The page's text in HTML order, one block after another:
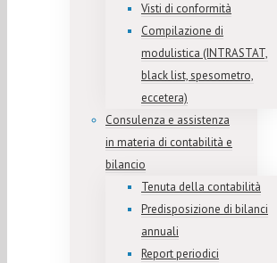
Visti di conformità
Compilazione di
modulistica (INTRASTAT,
black list, spesometro,
eccetera)
Consulenza e assistenza
in materia di contabilità e
bilancio
Tenuta della contabilità
Predisposizione di bilanci
annuali
Report periodici